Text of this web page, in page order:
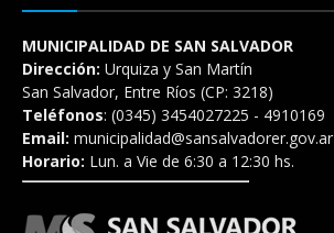
MUNICIPALIDAD DE SAN SALVADOR
Dirección: Urquiza y San Martín
San Salvador, Entre Ríos (CP: 3218)
Teléfonos: (0345) 3454027225 - 4910169
Email: municipalidad@sansalvadorer.gov.ar
Horario: Lun. a Vie de 6:30 a 12:30 hs.